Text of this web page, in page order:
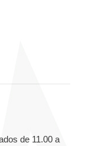
de 11.00 a